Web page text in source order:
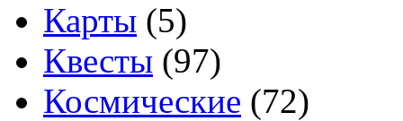
Карты (5)
Квесты (97)
Космические (72)